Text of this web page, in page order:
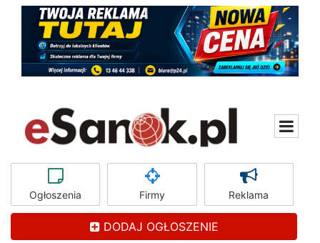
Ogłoszenia Firmy Reklama
DODAJ OGŁOSZENIE